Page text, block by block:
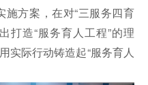
施方案，在对“三服务四育
打造“服务育人工程”的理
实际行动铸造起“服务育人